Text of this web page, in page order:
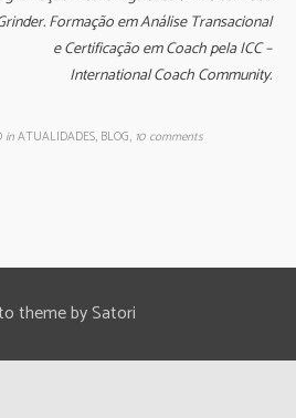
Formação em Análise Transacional
e Certificação em Coach pela ICC –
International Coach Community.
inATUALIDADES, BLOG, 10 comments
theme by Satori